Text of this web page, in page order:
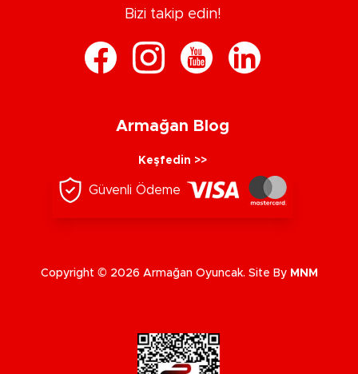
Bizi takip edin!
Armağan Blog
Keşfedin >>
Güvenli Ödeme
Copyright © 2026 Armağan Oyuncak. Site By MNM